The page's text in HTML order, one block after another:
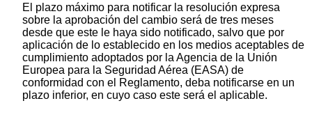
El plazo máximo para notificar la resolución expresa
sobre la aprobación del cambio será de tres meses
desde que este le haya sido notificado, salvo que por
aplicación de lo establecido en los medios aceptables de
cumplimiento adoptados por la Agencia de la Unión
Europea para la Seguridad Aérea (EASA) de
conformidad con el Reglamento, deba notificarse en un
plazo inferior, en cuyo caso este será el aplicable.